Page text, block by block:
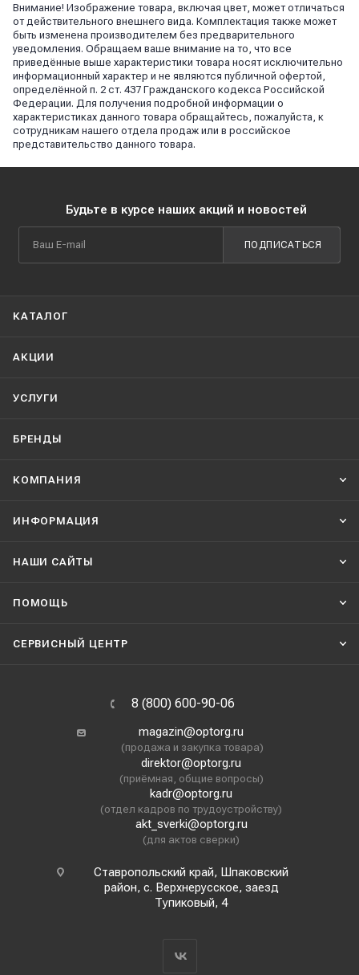
Внимание! Изображение товара, включая цвет, может отличаться
от действительного внешнего вида. Комплектация также может
быть изменена производителем без предварительного
уведомления. Обращаем ваше внимание на то, что все
приведённые выше характеристики товара носят исключительно
информационный характер и не являются публичной офертой,
определённой п. 2 ст. 437 Гражданского кодекса Российской
Федерации. Для получения подробной информации о
характеристиках данного товара обращайтесь, пожалуйста, к
сотрудникам нашего отдела продаж или в российское
представительство данного товара.
Будьте в курсе наших акций и новостей
ПОДПИСАТЬСЯ
КАТАЛОГ
АКЦИИ
УСЛУГИ
БРЕНДЫ
КОМПАНИЯ
ИНФОРМАЦИЯ
НАШИ CАЙТЫ
ПОМОЩЬ
СЕРВИСНЫЙ ЦЕНТР
8 (800) 600-90-06
magazin@optorg.ru
(продажа и закупка товара)
direktor@optorg.ru
(приёмная, общие вопросы)
kadr@optorg.ru
(отдел кадров по трудоустройству)
akt_sverki@optorg.ru
(для актов сверки)
Ставропольский край, Шпаковский
район, с. Верхнерусское, заезд
Тупиковый, 4